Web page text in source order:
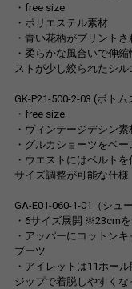
・free size
・ポリエステル素材
・青い花柄がプリント
・柔らかな風合いで伸
ストが少し絞られたシル
GK-P21-500-2-03 (ボトム
・free size
・ヴィンテージデシン素
・グルカショーツをベ
・ウエストにはベルト
サイズ調整が可能な仕様
GA-E01-060-1-01（シュー
・6サイズ展開 ※23cmを
・アッパーにコットン
ブーツ
・アイレットは11ホー
ジップで着脱しやすくな